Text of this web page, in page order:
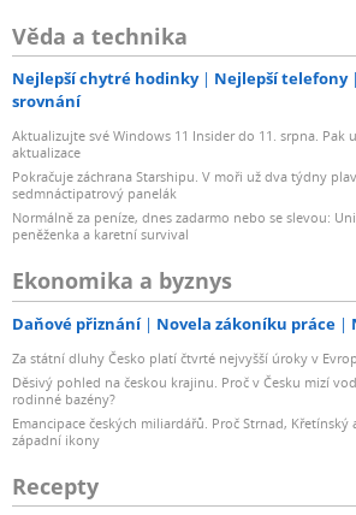
Věda a technika
Nejlepší chytré hodinky Nejlepší telefony
srovnání
Aktualizujte své Windows 11 Insider do 11. srpna.
aktualizace
Pokračuje záchrana Starshipu. V moři už dva týdny
sedmnáctipatrový panelák
Normálně za peníze, dnes zadarmo nebo se slevou:
peněženka a karetní survival
Ekonomika a byznys
Daňové přiznání Novela zákoníku práce
Za státní dluhy Česko platí čtvrté nejvyšší úroky v
Děsivý pohled na českou krajinu. Proč v Česku mizí
rodinné bazény?
Emancipace českých miliardářů. Proč Strnad,
západní ikony
Recepty